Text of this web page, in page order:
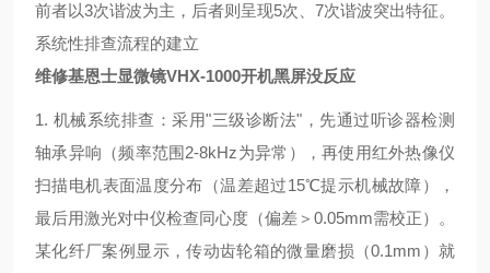
前者以3次谐波为主，后者则呈现5次、7次谐波突出特征。
系统性排查流程的建立
维修基恩士显微镜VHX-1000开机黑屏没反应
1. 机械系统排查：采用"三级诊断法"，先通过听诊器检测
轴承异响（频率范围2-8kHz为异常），再使用红外热像仪
扫描电机表面温度分布（温差超过15℃提示机械故障），
最后用激光对中仪检查同心度（偏差＞0.05mm需校正）。
某化纤厂案例显示，传动齿轮箱的微量磨损（0.1mm）就